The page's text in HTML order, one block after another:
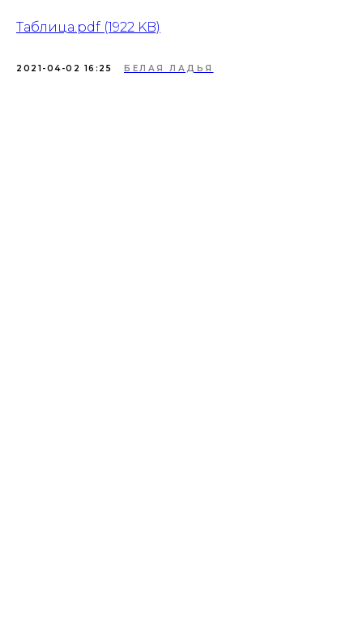
Таблица.pdf (1922 KB)
2021-04-02 16:25 БЕЛАЯ ЛАДЬЯ